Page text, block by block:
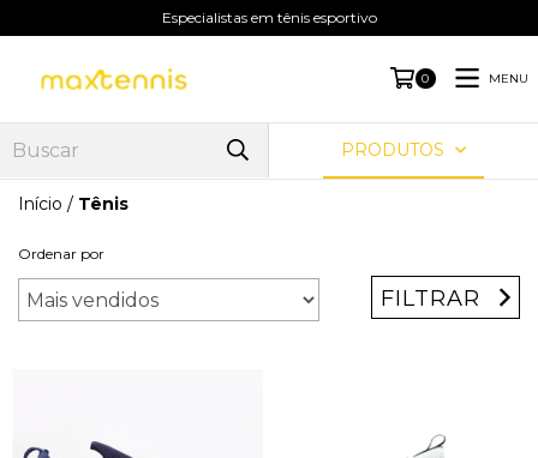
Especialistas em tênis esportivo
0 MENU
PRODUTOS
Início / Tênis
Ordenar por
FILTRAR